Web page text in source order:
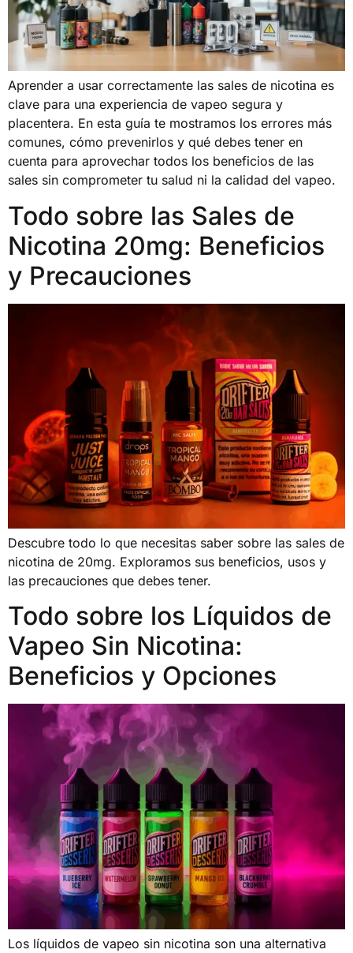
Aprender a usar correctamente las sales de nicotina es
clave para una experiencia de vapeo segura y
placentera. En esta guía te mostramos los errores más
comunes, cómo prevenirlos y qué debes tener en
cuenta para aprovechar todos los beneficios de las
sales sin comprometer tu salud ni la calidad del vapeo.
Todo sobre las Sales de
Nicotina 20mg: Beneficios
y Precauciones
Descubre todo lo que necesitas saber sobre las sales de
nicotina de 20mg. Exploramos sus beneficios, usos y
las precauciones que debes tener.
Todo sobre los Líquidos de
Vapeo Sin Nicotina:
Beneficios y Opciones
Los líquidos de vapeo sin nicotina son una alternativa